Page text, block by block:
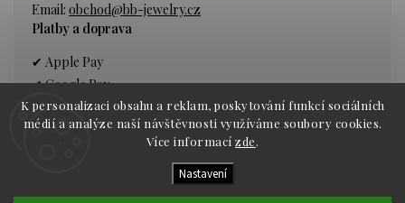
K personalizaci obsahu a reklam, poskytování funkcí sociálních
médií a analýze naší návštěvnosti využíváme soubory cookies.
Více informacízde.
Nastavení
Email: obchod@bb-jewelry.cz
Platby a doprava
✔ Apple Pay
✔ Google Pay
✔ Platba kartou
✔ Bankovní převod
GLS kurýr